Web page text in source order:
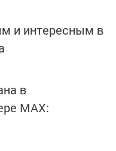
и интересным в
в
MАХ: